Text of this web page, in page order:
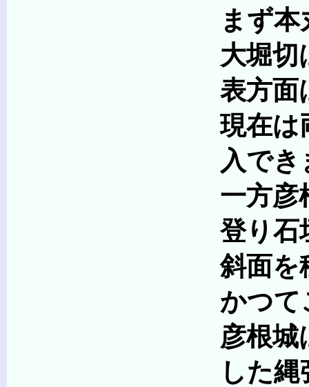
まず本丸にいた
大堀切は、山の尾
表方面は天秤櫓の
現在は両堀切とも
入できませ
一方彦根城には、
登り石垣は、文字
斜面を移動する
かつてこの石垣の
彦根城は、このよ
した縄張りとなっ